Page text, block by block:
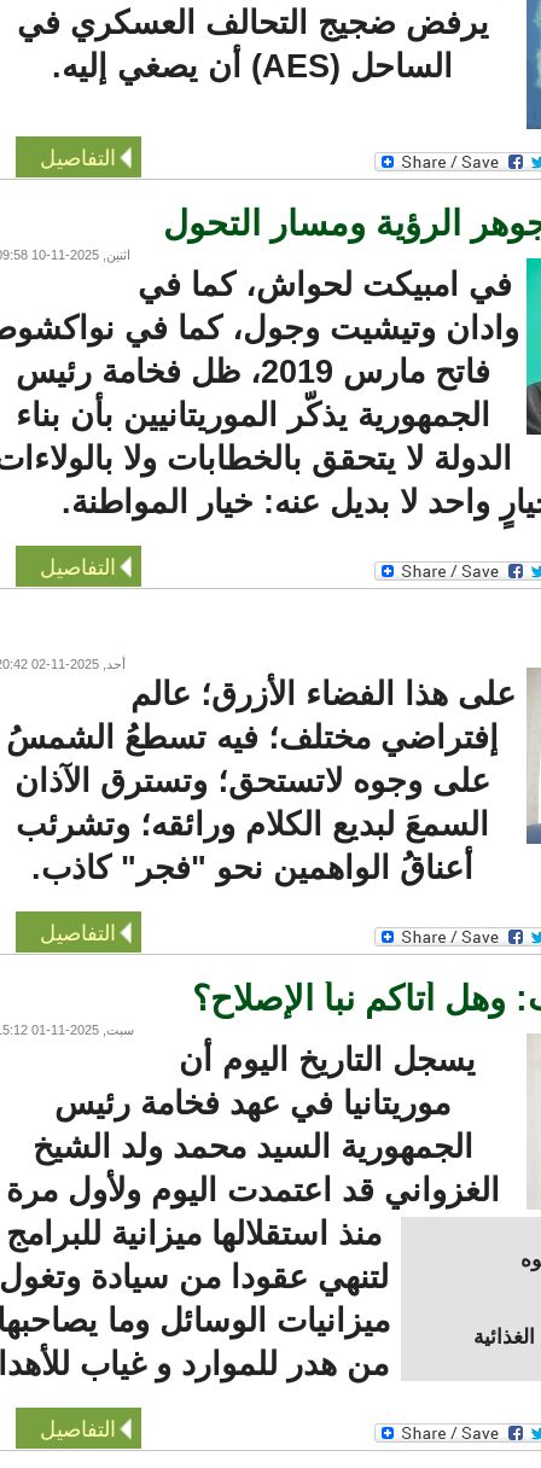
يرفض ضجيج التحالف العسكري في
الساحل (AES) أن يصغي إليه.
التفاصيل
الرؤية ومسار التحول
اثنين, 2025-11-10 09:58
في امبيكت لحواش، كما في
وتيشيت وجول، كما في نواكشوط
فاتح مارس 2019، ظل فخامة رئيس
الجمهورية يذكّر الموريتانيين بأن بناء
الدولة لا يتحقق بالخطابات ولا بالولاءات
واحد لا بديل عنه: خيار المواطنة.
التفاصيل
على هذا الفضاء الأزرق؛ عالم
إفتراضي مختلف؛ فيه تسطعُ الشمسُ
على وجوه لاتستحق؛ وتسترق الآذان
السمعَ لبديع الكلام ورائقه؛ وتشرئب
أعناقُ الواهمين نحو "فجر" كاذب.
التفاصيل
أتاكم نبأ الإصلاح؟
سبت, 2025-11-01 15:12
يسجل التاريخ اليوم أن
موريتانيا في عهد فخامة رئيس
الجمهورية السيد محمد ولد الشيخ
الغزواني قد اعتمدت اليوم ولأول مرة
منذ استقلالها ميزانية للبرامج
لتنهي عقودا من سيادة وتغول
ميزانيات الوسائل وما يصاحبها
من هدر للموارد و غياب للأهدا
التفاصيل